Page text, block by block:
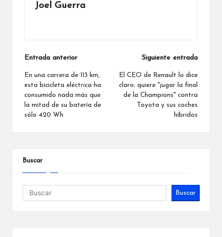
Joel Guerra
Navegación
de
entradas
Entrada anterior
En una carrera de 113 km,
esta bicicleta eléctrica ha
consumido nada más que
la mitad de su batería de
sólo 420 Wh
Siguiente entrada
El CEO de Renault lo dice
claro: quiere "jugar la final
de la Champions" contra
Toyota y sus coches
híbridos
Buscar
Buscar